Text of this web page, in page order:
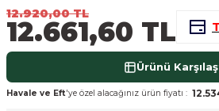
Cihazları
12.920,00 TL
12.661,60 TL
Ürünü
Havale ve Eft'ye özel alacağınız ürün fiyatı :